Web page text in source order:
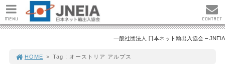
一般社団法人 日本ネット輸出入協会 – JNEIA
HOME > Tag : オーストリア アルプス
MENU CONTACT